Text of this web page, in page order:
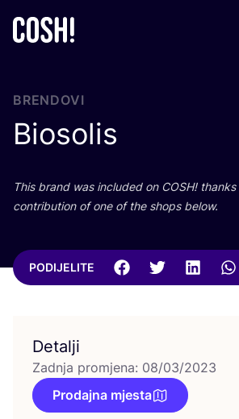
BRENDOVI
Biosolis
This brand was inclu­ded on COSH!
con­tri­bu­ti­on of one of the shops below.
PODIJELITE
Detalji
Zadnja promjena: 08/03/2023
Prodajna mjesta